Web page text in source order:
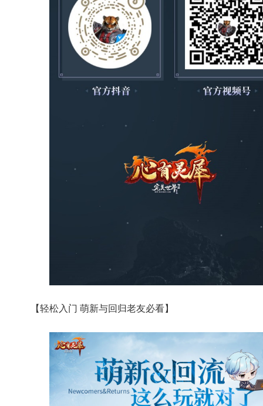
【轻松入门 萌新与回归老友必看】